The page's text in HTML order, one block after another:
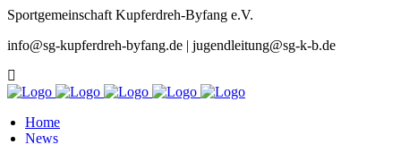
Sportgemeinschaft Kupferdreh-Byfang e.V.
info@sg-kupferdreh-byfang.de | jugendleitung@sg-k-b.de
Home
News